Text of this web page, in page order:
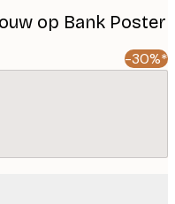
op Bank Poster
-30%*